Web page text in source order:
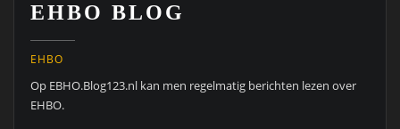
EHBO BLOG
EHBO
Op EBHO.Blog123.nl kan men regelmatig berichten lezen over
EHBO.